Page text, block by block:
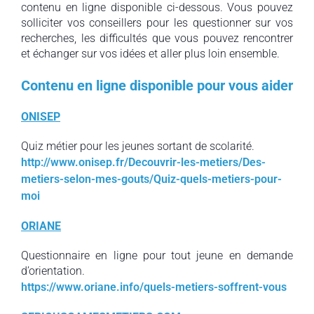
contenu en ligne disponible ci-dessous. Vous pouvez
solliciter vos conseillers pour les questionner sur vos
recherches, les difficultés que vous pouvez rencontrer
et échanger sur vos idées et aller plus loin ensemble.
Contenu en ligne disponible pour vous aider
ONISEP
Quiz métier pour les jeunes sortant de scolarité.
http://www.onisep.fr/Decouvrir-les-metiers/Des-
metiers-selon-mes-gouts/Quiz-quels-metiers-pour-
moi
ORIANE
Questionnaire en ligne pour tout jeune en demande
d’orientation.
https://www.oriane.info/quels-metiers-soffrent-vous